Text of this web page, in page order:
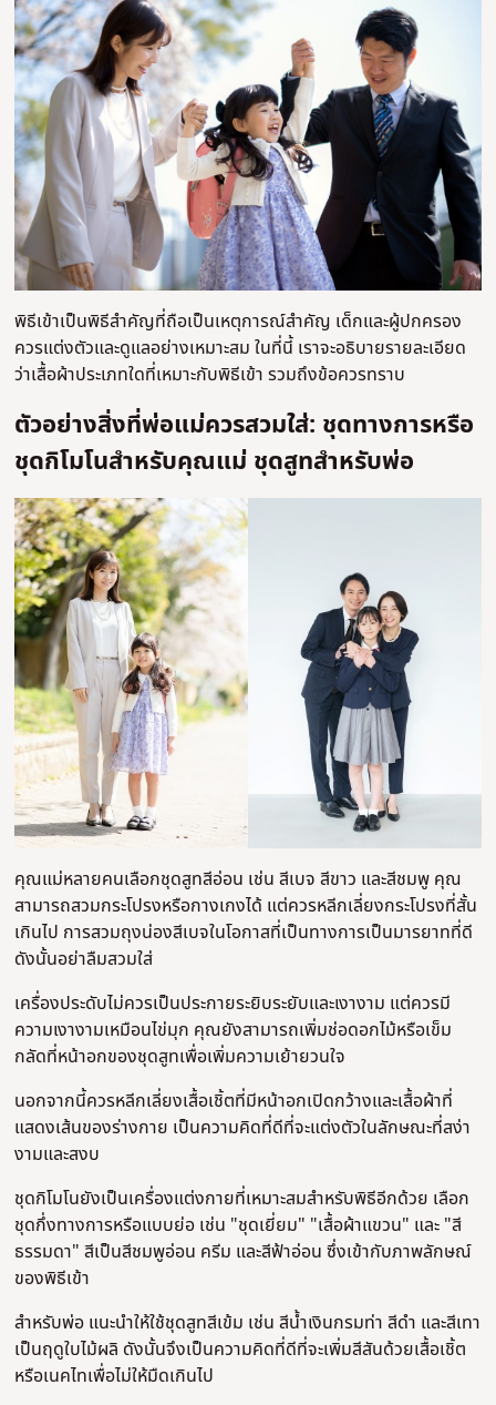
พิธีเข้าเป็นพิธีสําคัญที่ถือเป็นเหตุการณ์สําคัญ เด็กและผู้ปกครอง
ควรแต่งตัวและดูแลอย่างเหมาะสม ในที่นี้ เราจะอธิบายรายละเอียด
ว่าเสื้อผ้าประเภทใดที่เหมาะกับพิธีเข้า รวมถึงข้อควรทราบ
ตัวอย่างสิ่งที่พ่อแม่ควรสวมใส่: ชุดทางการหรือ
ชุดกิโมโนสําหรับคุณแม่ ชุดสูทสําหรับพ่อ
คุณแม่หลายคนเลือกชุดสูทสีอ่อน เช่น สีเบจ สีขาว และสีชมพู คุณ
สามารถสวมกระโปรงหรือกางเกงได้ แต่ควรหลีกเลี่ยงกระโปรงที่สั้น
เกินไป การสวมถุงน่องสีเบจในโอกาสที่เป็นทางการเป็นมารยาทที่ดี
ดังนั้นอย่าลืมสวมใส่
เครื่องประดับไม่ควรเป็นประกายระยิบระยับและเงางาม แต่ควรมี
ความเงางามเหมือนไข่มุก คุณยังสามารถเพิ่มช่อดอกไม้หรือเข็ม
กลัดที่หน้าอกของชุดสูทเพื่อเพิ่มความเย้ายวนใจ
นอกจากนี้ควรหลีกเลี่ยงเสื้อเชิ้ตที่มีหน้าอกเปิดกว้างและเสื้อผ้าที่
แสดงเส้นของร่างกาย เป็นความคิดที่ดีที่จะแต่งตัวในลักษณะที่สง่า
งามและสงบ
ชุดกิโมโนยังเป็นเครื่องแต่งกายที่เหมาะสมสําหรับพิธีอีกด้วย เลือก
ชุดกึ่งทางการหรือแบบย่อ เช่น "ชุดเยี่ยม" "เสื้อผ้าแขวน" และ "สี
ธรรมดา" สีเป็นสีชมพูอ่อน ครีม และสีฟ้าอ่อน ซึ่งเข้ากับภาพลักษณ์
ของพิธีเข้า
สําหรับพ่อ แนะนําให้ใช้ชุดสูทสีเข้ม เช่น สีน้ําเงินกรมท่า สีดํา และสีเทา
เป็นฤดูใบไม้ผลิ ดังนั้นจึงเป็นความคิดที่ดีที่จะเพิ่มสีสันด้วยเสื้อเชิ้ต
หรือเนคไทเพื่อไม่ให้มืดเกินไป